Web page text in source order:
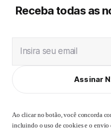
Receba todas as
Insira seu email
Assinar
Ao clicar no botão, você concorda
incluindo o uso de cookies e o envio